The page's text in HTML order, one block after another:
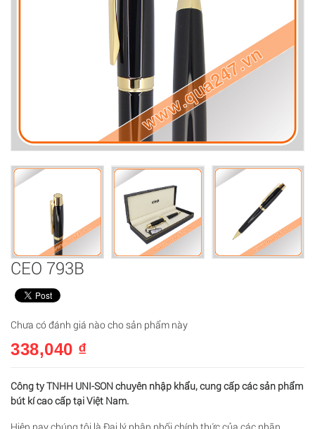
CEO 793B
Chưa có đánh giá nào cho sản phẩm này
338,040 ₫
Công ty TNHH UNI-SON chuyên nhập khẩu, cung cấp các sản phẩm
bút kí cao cấp tại Việt Nam.